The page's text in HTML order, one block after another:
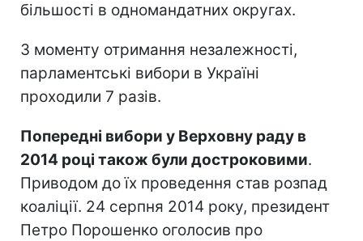
більшості в одномандатних округах.
З моменту отримання незалежності,
парламентські вибори в Україні
проходили 7 разів.
Попередні вибори у Верховну раду в
2014 році також були достроковими.
Приводом до їх проведення став розпад
коаліції. 24 серпня 2014 року, президент
Петро Порошенко оголосив про